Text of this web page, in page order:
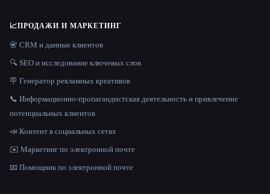
📈ПРОДАЖИ И МАРКЕТИНГ
📇 CRM и данные клиентов
🔍 SEO и исследование ключевых слов
🪧 Генератор рекламных креативов
📞 Информационно-пропагандистская деятельность и привлечение
потенциальных клиентов
📣 Контент в социальных сетях
✉️ Маркетинг по электронной почте
📧 Помощник по электронной почте